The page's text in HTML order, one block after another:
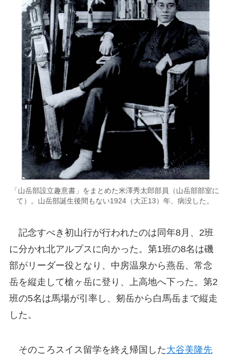
「山岳部設立趣意書」をまとめた米澤秀太郎部員（山岳部部室に
て）。山岳部誕生後間もない1924（大正13）年、病没した。
記念すべき初山行が行われたのは同年8月、2班
に分かれ北アルプスに向かった。第1班の8名は磯
部がリーダー役となり、中房温泉から燕岳、常念
岳を縦走して槍ヶ岳に登り、上高地へ下った。第2
班の5名は馬場が引率し、剱岳から白馬岳まで縦走
した。
そのころスイス留学を終え帰国した大谷美隆先